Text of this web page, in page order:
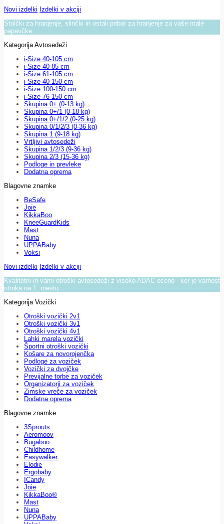
Novi izdelki Izdelki v akciji
Stolčki za hranjenje, slinčki in ostali pribor za hranjenje za vaše male
papavčke.
Kategorija Avtosedeži
i-Size 40-105 cm
i-Size 40-85 cm
i-Size 61-105 cm
i-Size 40-150 cm
i-Size 100-150 cm
i-Size 76-150 cm
Skupina 0+ (0-13 kg)
Skupina 0+/1 (0-18 kg)
Skupina 0+/1/2 (0-25 kg)
Skupina 0/1/2/3 (0-36 kg)
Skupina 1 (9-18 kg)
Vrtljivi avtosedeži
Skupina 1/2/3 (9-36 kg)
Skupina 2/3 (15-36 kg)
Podloge in prevleke
Dodatna oprema
Blagovne znamke
BeSafe
Joie
KikkaBoo
KneeGuardKids
Mast
Nuna
UPPABaby
Voksi
Novi izdelki Izdelki v akciji
Kvalitetni in varni otroški avtosedeži z visoko ADAC oceno - ker je varnost
otroka na 1. mestu.
Kategorija Vozički
Otroški vozički 2v1
Otroški vozički 3v1
Otroški vozički 4v1
Lahki marela vozički
Športni otroški vozički
Košare za novorojenčka
Podloge za voziček
Vozički za dvojčke
Previjalne torbe za voziček
Organizatorji za voziček
Zimske vreče za voziček
Dodatna oprema
Blagovne znamke
3Sprouts
Aeromoov
Bugaboo
Childhome
Easywalker
Elodie
Ergobaby
ICandy
Joie
KikkaBoo®
Mast
Nuna
UPPABaby